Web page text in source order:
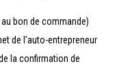
bon de commande)
de l’auto-entrepreneur
la confirmation de